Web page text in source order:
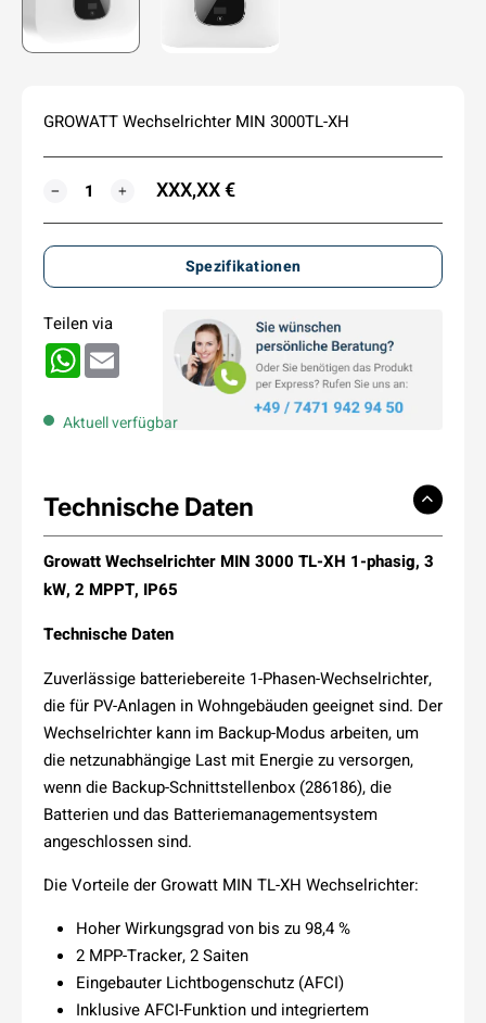
GROWATT Wechselrichter MIN 3000TL-XH
MENGE
− + XXX,XX €
Spezifikationen
Teilen via
WhatsApp
Aktuell verfügbar
Technische Daten
Growatt Wechselrichter MIN 3000 TL-XH 1-phasig, 3
kW, 2 MPPT, IP65
Technische Daten
Zuverlässige batteriebereite 1-Phasen-Wechselrichter,
die für PV-Anlagen in Wohngebäuden geeignet sind. Der
Wechselrichter kann im Backup-Modus arbeiten, um
die netzunabhängige Last mit Energie zu versorgen,
wenn die Backup-Schnittstellenbox (286186), die
Batterien und das Batteriemanagementsystem
angeschlossen sind.
Die Vorteile der Growatt MIN TL-XH Wechselrichter:
Hoher Wirkungsgrad von bis zu 98,4 %
2 MPP-Tracker, 2 Saiten
Eingebauter Lichtbogenschutz (AFCI)
Inklusive AFCI-Funktion und integriertem